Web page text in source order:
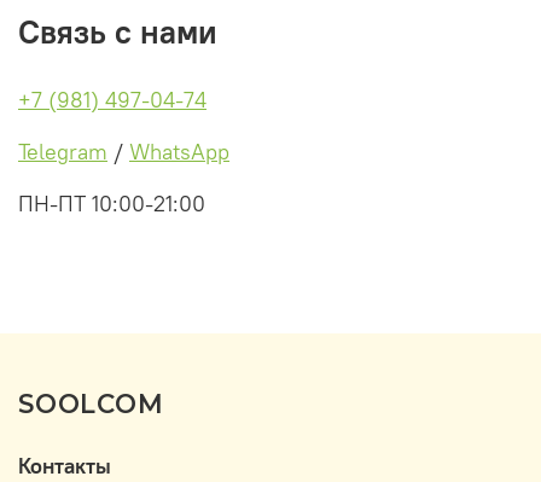
Связь с нами
+7 (981) 497-04-74
Telegram / WhatsApp
ПН-ПТ 10:00-21:00
SOOLCOM
Контакты